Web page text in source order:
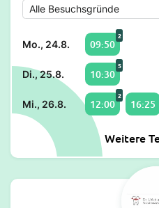
Mo., 24.8. 09:50
2
Di., 25.8. 10:30
5
Mi., 26.8. 12:00
2
16:25
Weitere